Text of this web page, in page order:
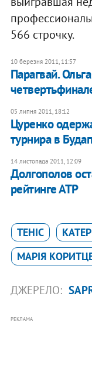
566 строчку.
10 березня 2011, 11:57
Парагвай.
05 липня 2011, 18:12
Цуренко
турнира в
14 листопада 2011, 12:09
Долгополов
рейтинге АТР
ТЕНІС
МАРІЯ
ДЖЕРЕЛО:
РЕКЛАМА